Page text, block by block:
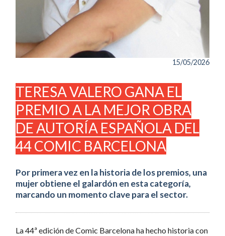
15/05/2026
TERESA VALERO GANA EL
PREMIO A LA MEJOR OBRA
DE AUTORÍA ESPAÑOLA DEL
44 COMIC BARCELONA
Por primera vez en la historia de los premios, una
mujer obtiene el galardón en esta categoría,
marcando un momento clave para el sector.
La 44ª edición de Comic Barcelona ha hecho historia con